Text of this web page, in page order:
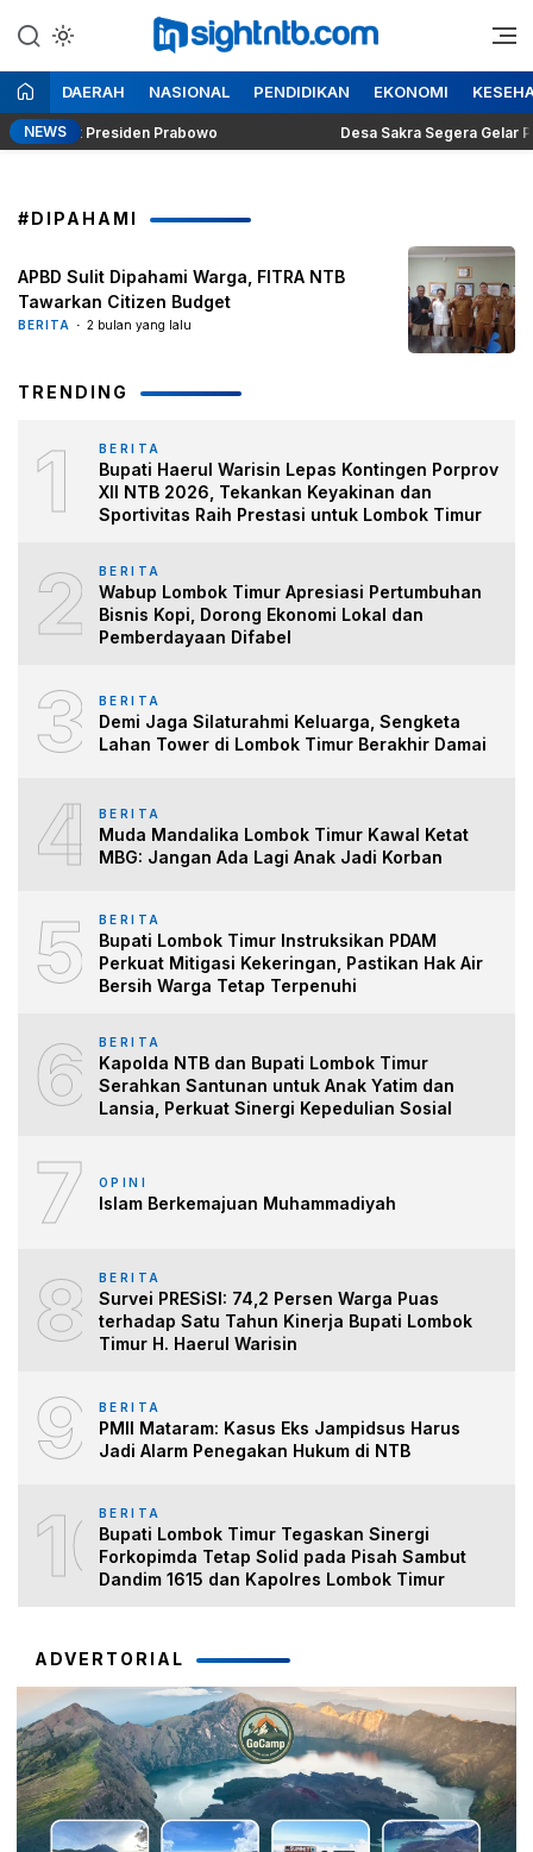
ke
konten
Insight NTB
Berita Seputar NTB
DAERAH NASIONAL PENDIDIKAN EKONOMI
NEWS
Politik Presiden Prabowo Desa Sakra Segera Gelar
#DIPAHAMI
APBD Sulit Dipahami Warga, FITRA NTB
Tawarkan Citizen Budget
BERITA 2 bulan yang lalu
TRENDING
1 BERITA
Bupati Haerul Warisin Lepas Kontingen Porprov
XII NTB 2026, Tekankan Keyakinan dan
Sportivitas Raih Prestasi untuk Lombok Timur
2 BERITA
Wabup Lombok Timur Apresiasi Pertumbuhan
Bisnis Kopi, Dorong Ekonomi Lokal dan
Pemberdayaan Difabel
3 BERITA
Demi Jaga Silaturahmi Keluarga, Sengketa
Lahan Tower di Lombok Timur Berakhir Damai
4 BERITA
Muda Mandalika Lombok Timur Kawal Ketat
MBG: Jangan Ada Lagi Anak Jadi Korban
5 BERITA
Bupati Lombok Timur Instruksikan PDAM
Perkuat Mitigasi Kekeringan, Pastikan Hak Air
Bersih Warga Tetap Terpenuhi
6 BERITA
Kapolda NTB dan Bupati Lombok Timur
Serahkan Santunan untuk Anak Yatim dan
Lansia, Perkuat Sinergi Kepedulian Sosial
7 OPINI
Islam Berkemajuan Muhammadiyah
8 BERITA
Survei PRESiSI: 74,2 Persen Warga Puas
terhadap Satu Tahun Kinerja Bupati Lombok
Timur H. Haerul Warisin
9 BERITA
PMII Mataram: Kasus Eks Jampidsus Harus
Jadi Alarm Penegakan Hukum di NTB
10BERITA
Bupati Lombok Timur Tegaskan Sinergi
Forkopimda Tetap Solid pada Pisah Sambut
Dandim 1615 dan Kapolres Lombok Timur
ADVERTORIAL